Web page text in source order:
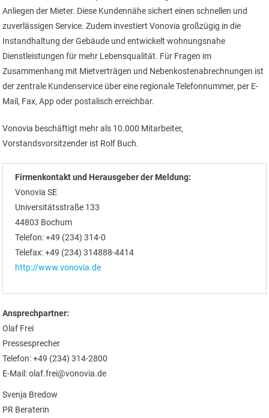
Anliegen der Mieter. Diese Kundennähe sichert einen schnellen und
zuverlässigen Service. Zudem investiert Vonovia großzügig in die
Instandhaltung der Gebäude und entwickelt wohnungsnahe
Dienstleistungen für mehr Lebensqualität. Für Fragen im
Zusammenhang mit Mietverträgen und Nebenkostenabrechnungen ist
der zentrale Kundenservice über eine regionale Telefonnummer, per E-
Mail, Fax, App oder postalisch erreichbar.
Vonovia beschäftigt mehr als 10.000 Mitarbeiter,
Vorstandsvorsitzender ist Rolf Buch.
Firmenkontakt und Herausgeber der Meldung:
Vonovia SE
Universitätsstraße 133
44803 Bochum
Telefon: +49 (234) 314-0
Telefax: +49 (234) 314888-4414
http://www.vonovia.de
Ansprechpartner:
Olaf Frei
Pressesprecher
Telefon: +49 (234) 314-2800
E-Mail: olaf.frei@vonovia.de
Svenja Bredow
PR Beraterin